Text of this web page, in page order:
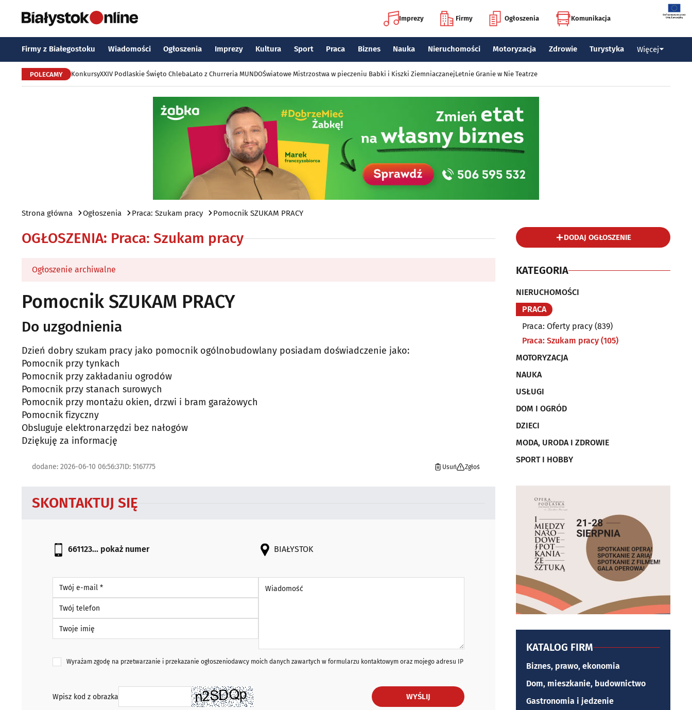
Imprezy Firmy Ogłoszenia Komunikacja
Firmy z Białegostoku Wiadomości Ogłoszenia Imprezy Kultura Sport Praca Biznes Nauka Nieruchomości Motoryzacja Zdrowie Turystyka Więcej
POLECAMY KonkursyXXIV Podlaskie Święto ChlebaLato z Churreria MUNDOŚwiatowe Mistrzostwa w pieczeniu Babki i Kiszki ZiemniaczanejLetnie Granie w Nie Teatrze
Strona główna Ogłoszenia Praca: Szukam pracy Pomocnik SZUKAM PRACY
OGŁOSZENIA: Praca: Szukam pracy
Ogłoszenie archiwalne
Pomocnik SZUKAM PRACY
Do uzgodnienia
Dzień dobry szukam pracy jako pomocnik ogólnobudowlany posiadam doświadczenie jako:
Pomocnik przy tynkach
Pomocnik przy zakładaniu ogrodów
Pomocnik przy stanach surowych
Pomocnik przy montażu okien, drzwi i bram garażowych
Pomocnik fizyczny
Obsluguje elektronarzędzi bez nałogów
Dziękuję za informację
dodane: 2026-06-10 06:56:37ID: 5167775 Usuń Zgłoś
SKONTAKTUJ SIĘ
661123... pokaż numer BIAŁYSTOK
Wyrażam zgodę na przetwarzanie i przekazanie ogłoszeniodawcy moich danych zawartych w formularzu kontaktowym oraz mojego adresu IP
Wpisz kod z obrazka WYŚLIJ
DODAJ OGŁOSZENIE
KATEGORIA
NIERUCHOMOŚCI
PRACA
Praca: Oferty pracy (839)
Praca: Szukam pracy (105)
MOTORYZACJA
NAUKA
USŁUGI
DOM I OGRÓD
DZIECI
MODA, URODA I ZDROWIE
SPORT I HOBBY
KATALOG FIRM
Biznes, prawo, ekonomia
Dom, mieszkanie, budownictwo
Gastronomia i jedzenie